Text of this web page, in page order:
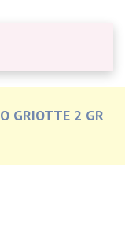
GRIOTTE 2 GR